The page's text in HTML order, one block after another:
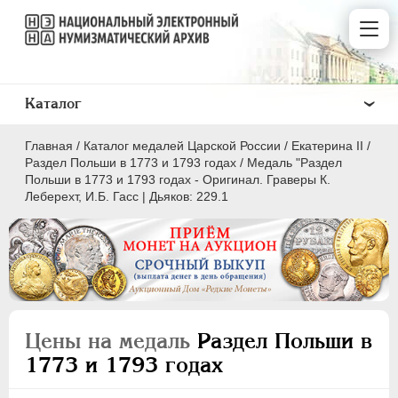
Главная / Каталог медалей Царской России / Екатерина II /
Раздел Польши в 1773 и 1793 годах / Медаль "Раздел
Польши в 1773 и 1793 годах - Оригинал. Граверы К.
Леберехт, И.Б. Гасс | Дьяков: 229.1
Цены на медаль Раздел Польши в
1773 и 1793 годах
Каталог
ВСЕ
ПEТР I 1699-1725
ПЕТР II
АННА ИОАННОВНА
1730-1740